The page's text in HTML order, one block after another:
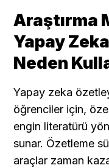
Araştırma
Yapay
Neden
Yapay zeka
öğrenciler için,
engin literatürü
sunar. Özetleme
araçlar zaman